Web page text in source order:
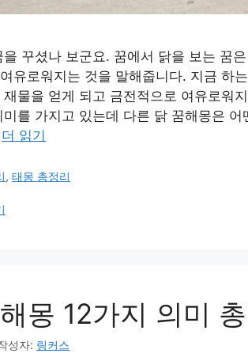
을 꾸셨나 보군요. 꿈에서 닭을 보는 꿈
유로워지는 것을 말해줍니다. 지금 하
재물을 얻게 되고 금전적으로 여유로워
미를 가지고 있는데 다른 닭 꿈해몽은
더 읽기
,태몽 총정리
몽 12가지 의미
성자: 링커스